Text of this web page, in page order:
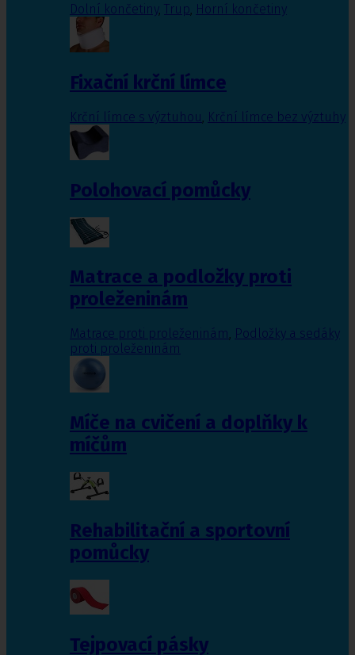
Dolní končetiny, Trup, Horní končetiny
Fixační krční límce
Krční límce s výztuhou Krční límce bez výztuhy
Polohovací pomůcky
Matrace a podložky proti
proleženinám
Matrace proti proleženinám, Podložky a sedáky
proti proleženinám
Míče na cvičení a doplňky k
míčům
Rehabilitační a sportovní
pomůcky
Tejpovací pásky